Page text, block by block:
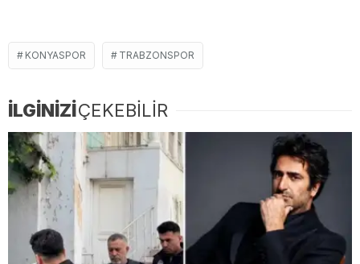
KONYASPOR TRABZONSPOR
İLGİNİZİÇEKEBİLİR